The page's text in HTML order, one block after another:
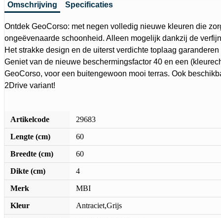
Omschrijving Specificaties
Ontdek GeoCorso: met negen volledig nieuwe kleuren die
ongeëvenaarde schoonheid. Alleen mogelijk dankzij de
Het strakke design en de uiterst verdichte toplaag
Geniet van de nieuwe beschermingsfactor 40 en een
GeoCorso, voor een buitengewoon mooi terras. Ook
2Drive variant!
Artikelcode 29683
Lengte (cm) 60
Breedte (cm) 60
Dikte (cm) 4
Merk MBI
Kleur Antraciet,Grijs